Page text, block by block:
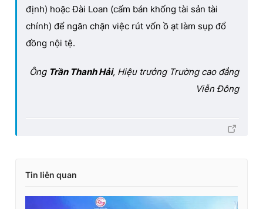
định) hoặc Đài Loan (cấm bán khống tài sản tài
chính) để ngăn chặn việc rút vốn ồ ạt làm sụp đổ
đồng nội tệ.
Ông Trần Thanh Hải, Hiệu trưởng Trường cao đẳng
Viễn Đông
Tin liên quan